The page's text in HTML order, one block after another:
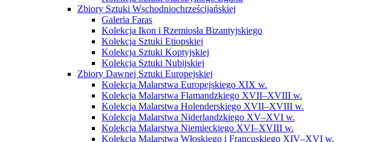
Zbiory Sztuki Wschodniochrześcijańskiej
Galeria Faras
Kolekcja Ikon i Rzemiosła Bizantyjskiego
Kolekcja Sztuki Etiopskiej
Kolekcja Sztuki Koptyjskiej
Kolekcja Sztuki Nubijskiej
Zbiory Dawnej Sztuki Europejskiej
Kolekcja Malarstwa Europejskiego XIX w.
Kolekcja Malarstwa Flamandzkiego XVII–XVIII w.
Kolekcja Malarstwa Holenderskiego XVII–XVIII w.
Kolekcja Malarstwa Niderlandzkiego XV–XVI w.
Kolekcja Malarstwa Niemieckiego XVI–XVIII w.
Kolekcja Malarstwa Włoskiego i Francuskiego XIV–XVI w.